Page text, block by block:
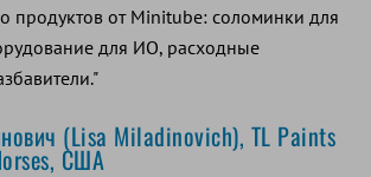
продуктов от Minitube: соломинки для
для ИО, расходные
(Lisa Miladinovich), TL Paints
США